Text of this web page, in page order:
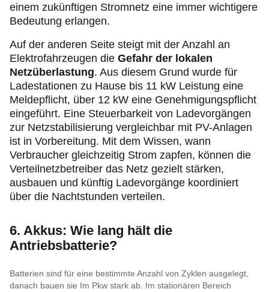
einem zukünftigen Stromnetz eine immer wichtigere
Bedeutung erlangen.
Auf der anderen Seite steigt mit der Anzahl an
Elektrofahrzeugen die Gefahr der lokalen
Netzüberlastung. Aus diesem Grund wurde für
Ladestationen zu Hause bis 11 kW Leistung eine
Meldepflicht, über 12 kW eine Genehmigungspflicht
eingeführt. Eine Steuerbarkeit von Ladevorgängen
zur Netzstabilisierung vergleichbar mit PV-Anlagen
ist in Vorbereitung. Mit dem Wissen, wann
Verbraucher gleichzeitig Strom zapfen, können die
Verteilnetzbetreiber das Netz gezielt stärken,
ausbauen und künftig Ladevorgänge koordiniert
über die Nachtstunden verteilen.
6. Akkus: Wie lang hält die
Antriebsbatterie?
Batterien sind für eine bestimmte Anzahl von Zyklen ausgelegt,
danach bauen sie Im Pkw stark ab. Im stationären Bereich